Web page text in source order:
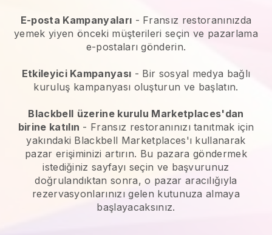
E-posta Kampanyaları - Fransız restoranınızda
yemek yiyen önceki müşterileri seçin ve pazarlama
e-postaları gönderin.
Etkileyici Kampanyası - Bir sosyal medya bağlı
kuruluş kampanyası oluşturun ve başlatın.
Blackbell üzerine kurulu Marketplaces'dan
birine katılın - Fransız restoranınızı tanıtmak için
yakındaki Blackbell Marketplaces'ı kullanarak
pazar erişiminizi artırın. Bu pazara göndermek
istediğiniz sayfayı seçin ve başvurunuz
doğrulandıktan sonra, o pazar aracılığıyla
rezervasyonlarınızı gelen kutunuza almaya
başlayacaksınız.